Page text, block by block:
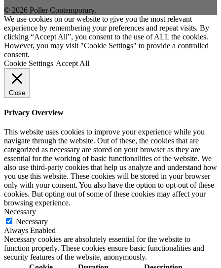
© 2026 Poller Contemporary.
We use cookies on our website to give you the most relevant
experience by remembering your preferences and repeat visits. By
clicking “Accept All”, you consent to the use of ALL the cookies.
However, you may visit "Cookie Settings" to provide a controlled
consent.
Cookie Settings Accept All
Close
Privacy Overview
This website uses cookies to improve your experience while you
navigate through the website. Out of these, the cookies that are
categorized as necessary are stored on your browser as they are
essential for the working of basic functionalities of the website. We
also use third-party cookies that help us analyze and understand how
you use this website. These cookies will be stored in your browser
only with your consent. You also have the option to opt-out of these
cookies. But opting out of some of these cookies may affect your
browsing experience.
Necessary
Necessary
Always Enabled
Necessary cookies are absolutely essential for the website to
function properly. These cookies ensure basic functionalities and
security features of the website, anonymously.